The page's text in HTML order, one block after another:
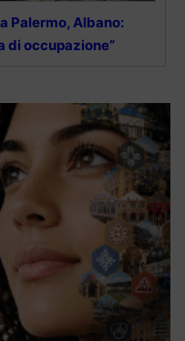
Palermo, Albano:
di occupazione”